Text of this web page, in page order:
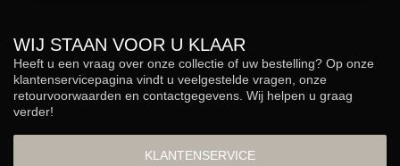
WIJ STAAN VOOR U KLAAR
Heeft u een vraag over onze collectie of uw bestelling? Op onze
klantenservicepagina vindt u veelgestelde vragen, onze
retourvoorwaarden en contactgegevens. Wij helpen u graag
verder!
KLANTENSERVICE